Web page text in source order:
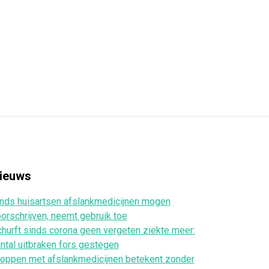
huisartsen afslankmedicijnen mogen
neemt gebruik toe
sinds corona geen vergeten ziekte meer:
uitbraken fors gestegen
met afslankmedicijnen betekent zonder